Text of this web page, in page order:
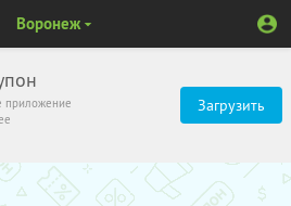
приложение
Загрузить
Воронеж